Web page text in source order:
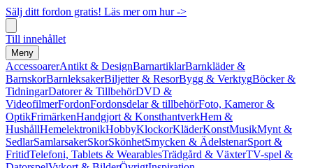
Sälj ditt fordon gratis! Läs mer om hur ->
Till innehållet
Meny
AccessoarerAntikt & DesignBarnartiklarBarnkläder &
BarnskorBarnleksakerBiljetter & ResorBygg & VerktygBöcker &
TidningarDatorer & TillbehörDVD &
VideofilmerFordonFordonsdelar & tillbehörFoto, Kameror &
OptikFrimärkenHandgjort & KonsthantverkHem &
HushållHemelektronikHobbyKlockorKläderKonstMusikMynt &
SedlarSamlarsakerSkorSkönhetSmycken & ÄdelstenarSport &
FritidTelefoni, Tablets & WearablesTrädgård & VäxterTV-spel &